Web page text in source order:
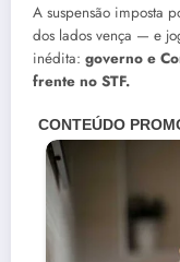
A suspensão imposta
dos lados vença — e
inédita: governo e
frente no STF.